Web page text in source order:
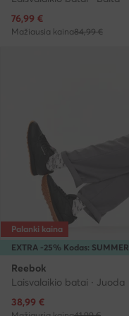
Dabartinė kaina
76,99 €
Mažiausia kaina84,99 €
EXTRA -25% Kodas: SUMMER
Palanki kaina
Reebok
Laisvalaikio batai · Juoda
Dabartinė kaina
38,99 €